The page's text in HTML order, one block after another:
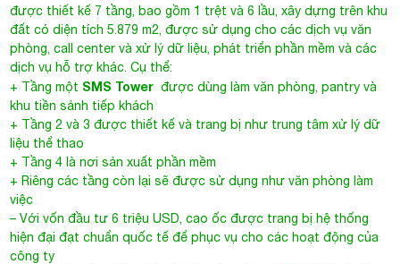
được thiết kế 7 tầng, bao gồm 1 trệt và 6 lầu, xây dựng trên khu
đất có diện tích 5.879 m2, được sử dụng cho các dịch vụ văn
phòng, call center và xử lý dữ liệu, phát triển phần mềm và các
dịch vụ hỗ trợ khác. Cụ thể:
+ Tầng một SMS Tower được dùng làm văn phòng, pantry và
khu tiền sảnh tiếp khách
+ Tầng 2 và 3 được thiết kế và trang bị như trung tâm xử lý dữ
liệu thể thao
+ Tầng 4 là nơi sản xuất phần mềm
+ Riêng các tầng còn lại sẽ được sử dụng như văn phòng làm
việc
– Với vốn đầu tư 6 triệu USD, cao ốc được trang bị hệ thống
hiện đại đạt chuẩn quốc tế để phục vụ cho các hoạt động của
công ty